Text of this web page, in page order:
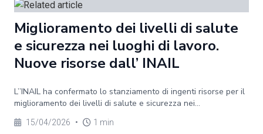
Miglioramento dei livelli di salute
e sicurezza nei luoghi di lavoro.
Nuove risorse dall’ INAIL
L’’INAIL ha confermato lo stanziamento di ingenti risorse per il
miglioramento dei livelli di salute e sicurezza nei...
15/04/2026 • 1 min